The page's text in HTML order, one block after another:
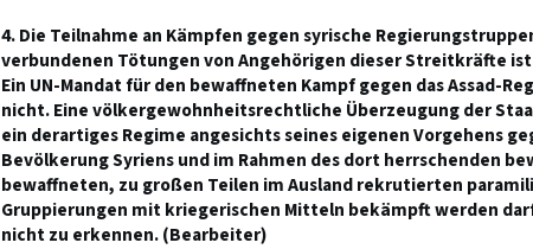
4. Die Teilnahme an Kämpfen gegen syrische
verbundenen Tötungen von Angehörigen dieser Streitkräfte
Ein UN-Mandat für den bewaffneten Kampf gegen das Assad-
nicht. Eine völkergewohnheitsrechtliche Überzeugung der
ein derartiges Regime angesichts seines eigenen Vorgehens
Bevölkerung Syriens und im Rahmen des dort herrschenden
bewaffneten, zu großen Teilen im Ausland rekrutierten
Gruppierungen mit kriegerischen Mitteln bekämpft werden
nicht zu erkennen. (Bearbeiter)